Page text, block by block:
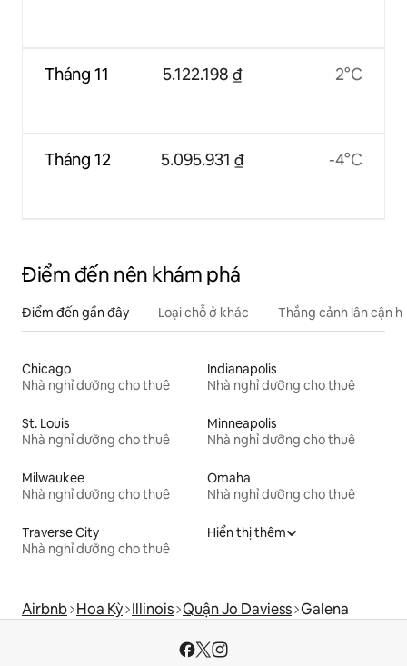
Tháng 11
Tháng 12
5.122.198 ₫
5.095.931 ₫
2°C
-4°C
Điểm đến nên khám phá
Điểm đến gần đây Loại chỗ ở khác Thắng cảnh lân cận
Chicago
Nhà nghỉ dưỡng cho thuê
Indianapolis
Nhà nghỉ dưỡng cho thuê
St. Louis
Nhà nghỉ dưỡng cho thuê
Minneapolis
Nhà nghỉ dưỡng cho thuê
Milwaukee
Nhà nghỉ dưỡng cho thuê
Omaha
Nhà nghỉ dưỡng cho thuê
Traverse City
Nhà nghỉ dưỡng cho thuê
Hiển thị thêm
Airbnb Hoa Kỳ Illinois Quận Jo Daviess Galena